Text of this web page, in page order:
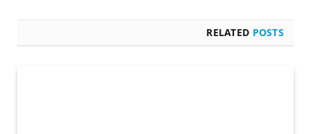
RELATED POSTS